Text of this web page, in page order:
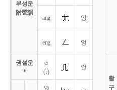
부성운
附聲韻
ang 앙
eng 엉
권설운
*
er
(r)
얼
촬
구
ya